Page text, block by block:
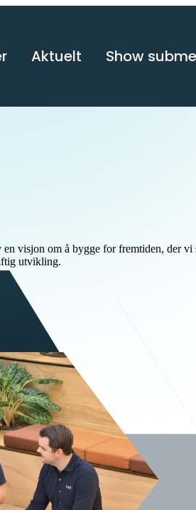
Aktuelt Show
visjon om å bygge for fremtiden, der
utvikling.